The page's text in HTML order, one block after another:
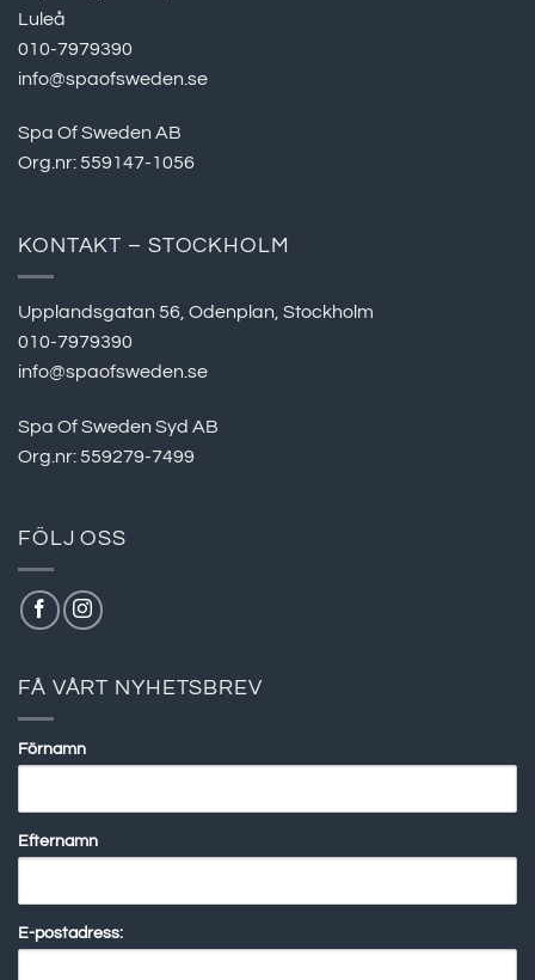
Luleå
010-7979390
info@spaofsweden.se
Spa Of Sweden AB
Org.nr: 559147-1056
KONTAKT – STOCKHOLM
Upplandsgatan 56, Odenplan, Stockholm
010-7979390
info@spaofsweden.se
Spa Of Sweden Syd AB
Org.nr: 559279-7499
FÖLJ OSS
FÅ VÅRT NYHETSBREV
Förnamn
Efternamn
E-postadress: